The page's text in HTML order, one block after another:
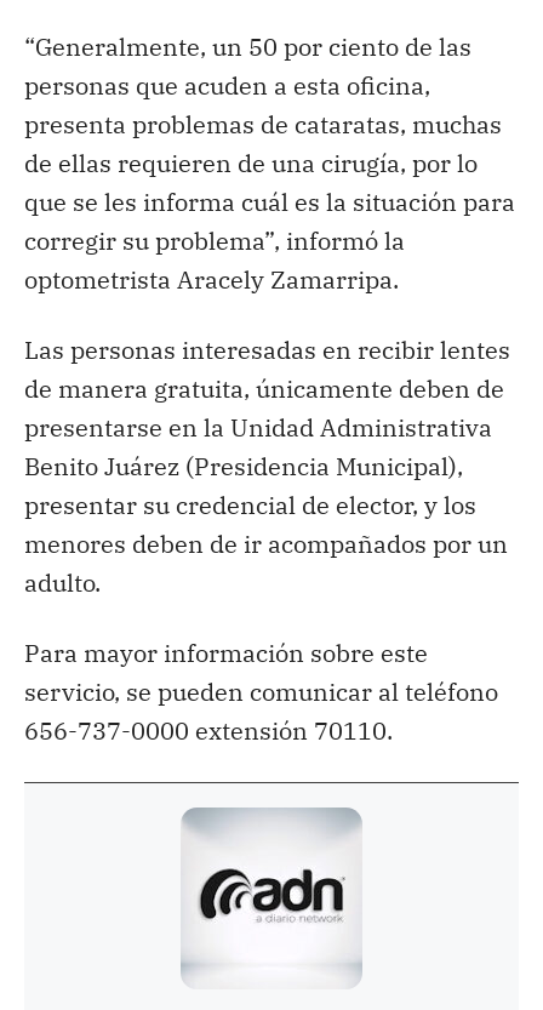
“Generalmente, un 50 por ciento de las
personas que acuden a esta oficina,
presenta problemas de cataratas, muchas
de ellas requieren de una cirugía, por lo
que se les informa cuál es la situación para
corregir su problema”, informó la
optometrista Aracely Zamarripa.
Las personas interesadas en recibir lentes
de manera gratuita, únicamente deben de
presentarse en la Unidad Administrativa
Benito Juárez (Presidencia Municipal),
presentar su credencial de elector, y los
menores deben de ir acompañados por un
adulto.
Para mayor información sobre este
servicio, se pueden comunicar al teléfono
656-737-0000 extensión 70110.